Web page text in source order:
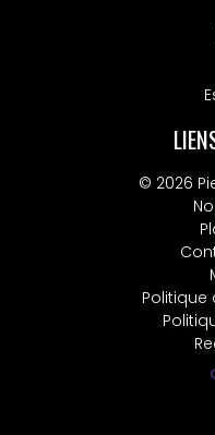
© 2026
Politique